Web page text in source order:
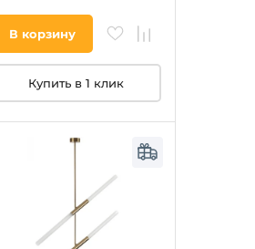
В корзину
Купить в 1 клик